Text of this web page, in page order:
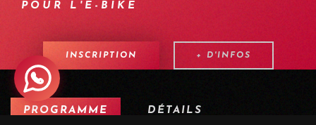
POUR L'E-BIKE
INSCRIPTION + D'INFOS
PROGRAMME DÉTAILS